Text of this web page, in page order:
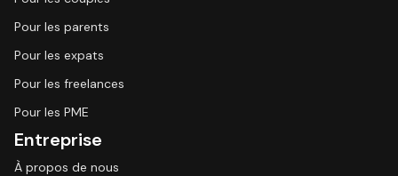
Pour les parents
Pour les expats
Pour les freelances
Pour les PME
Entreprise
À propos de nous